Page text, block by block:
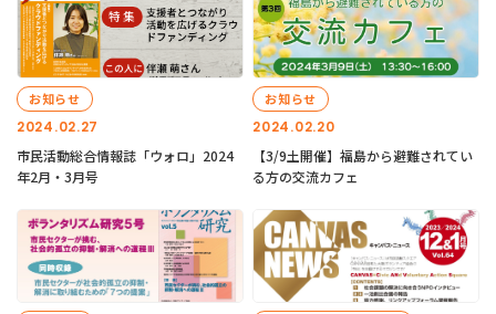
2024.02.27
お知らせ
市民活動総合情報誌「ウォロ」2024
年2月・3月号
2024.02.20
お知らせ
【3/9土開催】福島から避難されてい
る方の交流カフェ